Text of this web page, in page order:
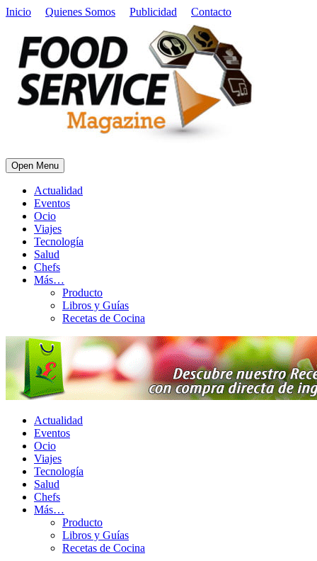
Inicio Quienes Somos Publicidad Contacto
Open Menu
Actualidad
Eventos
Ocio
Viajes
Tecnología
Salud
Chefs
Más…
Producto
Libros y Guías
Recetas de Cocina
Actualidad
Eventos
Ocio
Viajes
Tecnología
Salud
Chefs
Más…
Producto
Libros y Guías
Recetas de Cocina